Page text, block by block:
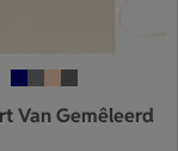
Van Gemêleerd